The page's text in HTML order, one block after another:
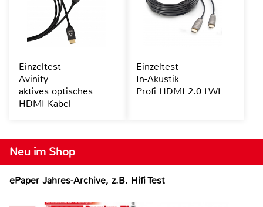
Neu im Shop
ePaper Jahres-Archive, z.B. Hifi Test
Einzeltest
Avinity
aktives optisches
HDMI-Kabel
Einzeltest
In-Akustik
Profi HDMI 2.0 LWL